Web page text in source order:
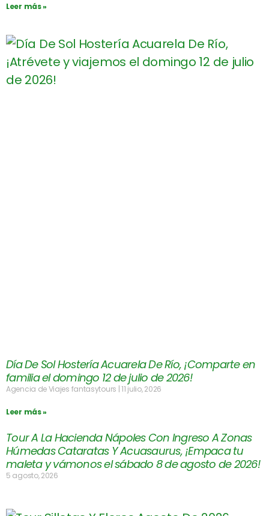
Leer más »
Día De Sol Hostería Acuarela De Río, ¡Comparte en
familia el domingo 12 de julio de 2026!
Agencia de Viajes fantasytours 11 julio, 2026
Leer más »
Tour A La Hacienda Nápoles Con Ingreso A Zonas
Húmedas Cataratas Y Acuasaurus, ¡Empaca tu
maleta y vámonos el sábado 8 de agosto de 2026!
5 agosto, 2026